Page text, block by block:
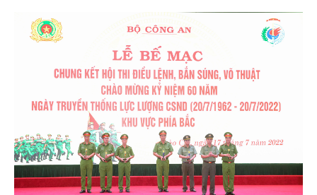
TƯ CÁCH
NGƯỜI CÔNG AN CÁCH MỆNH LÀ:
Đối với tự mình, phải
CẦN, KIỆM, LIÊM, CHÍNH
Đối với đồng sự, phải
THÂN ÁI GIÚP ĐỠ